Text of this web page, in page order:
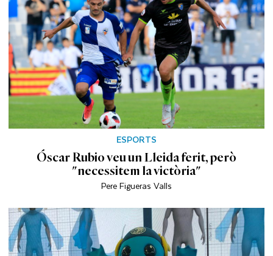
ESPORTS
Óscar Rubio veu un Lleida ferit, però
"necessitem la victòria"
Pere Figueras Valls